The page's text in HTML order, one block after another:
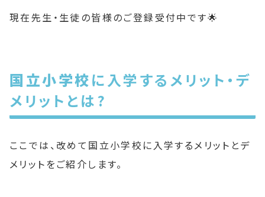
現在先生・生徒の皆様のご登録受付中です🌟
国立小学校に入学するメリット・デ
メリットとは?
ここでは、改めて国立小学校に入学するメリットとデ
メリットをご紹介します。